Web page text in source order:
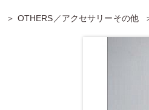
OTHERS／アクセサリーその他